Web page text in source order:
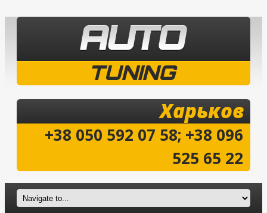
TUNING
Харьков
+38 050 592 07 58; +38 096
525 65 22